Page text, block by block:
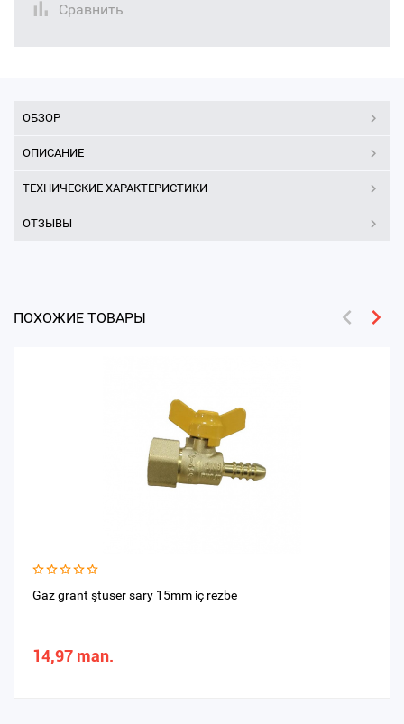
Сравнить
ОБЗОР
ОПИСАНИЕ
ТЕХНИЧЕСКИЕ ХАРАКТЕРИСТИКИ
ОТЗЫВЫ
ПОХОЖИЕ ТОВАРЫ
Gaz grant ştuser sary 15mm iç rezbe
14,97 man.